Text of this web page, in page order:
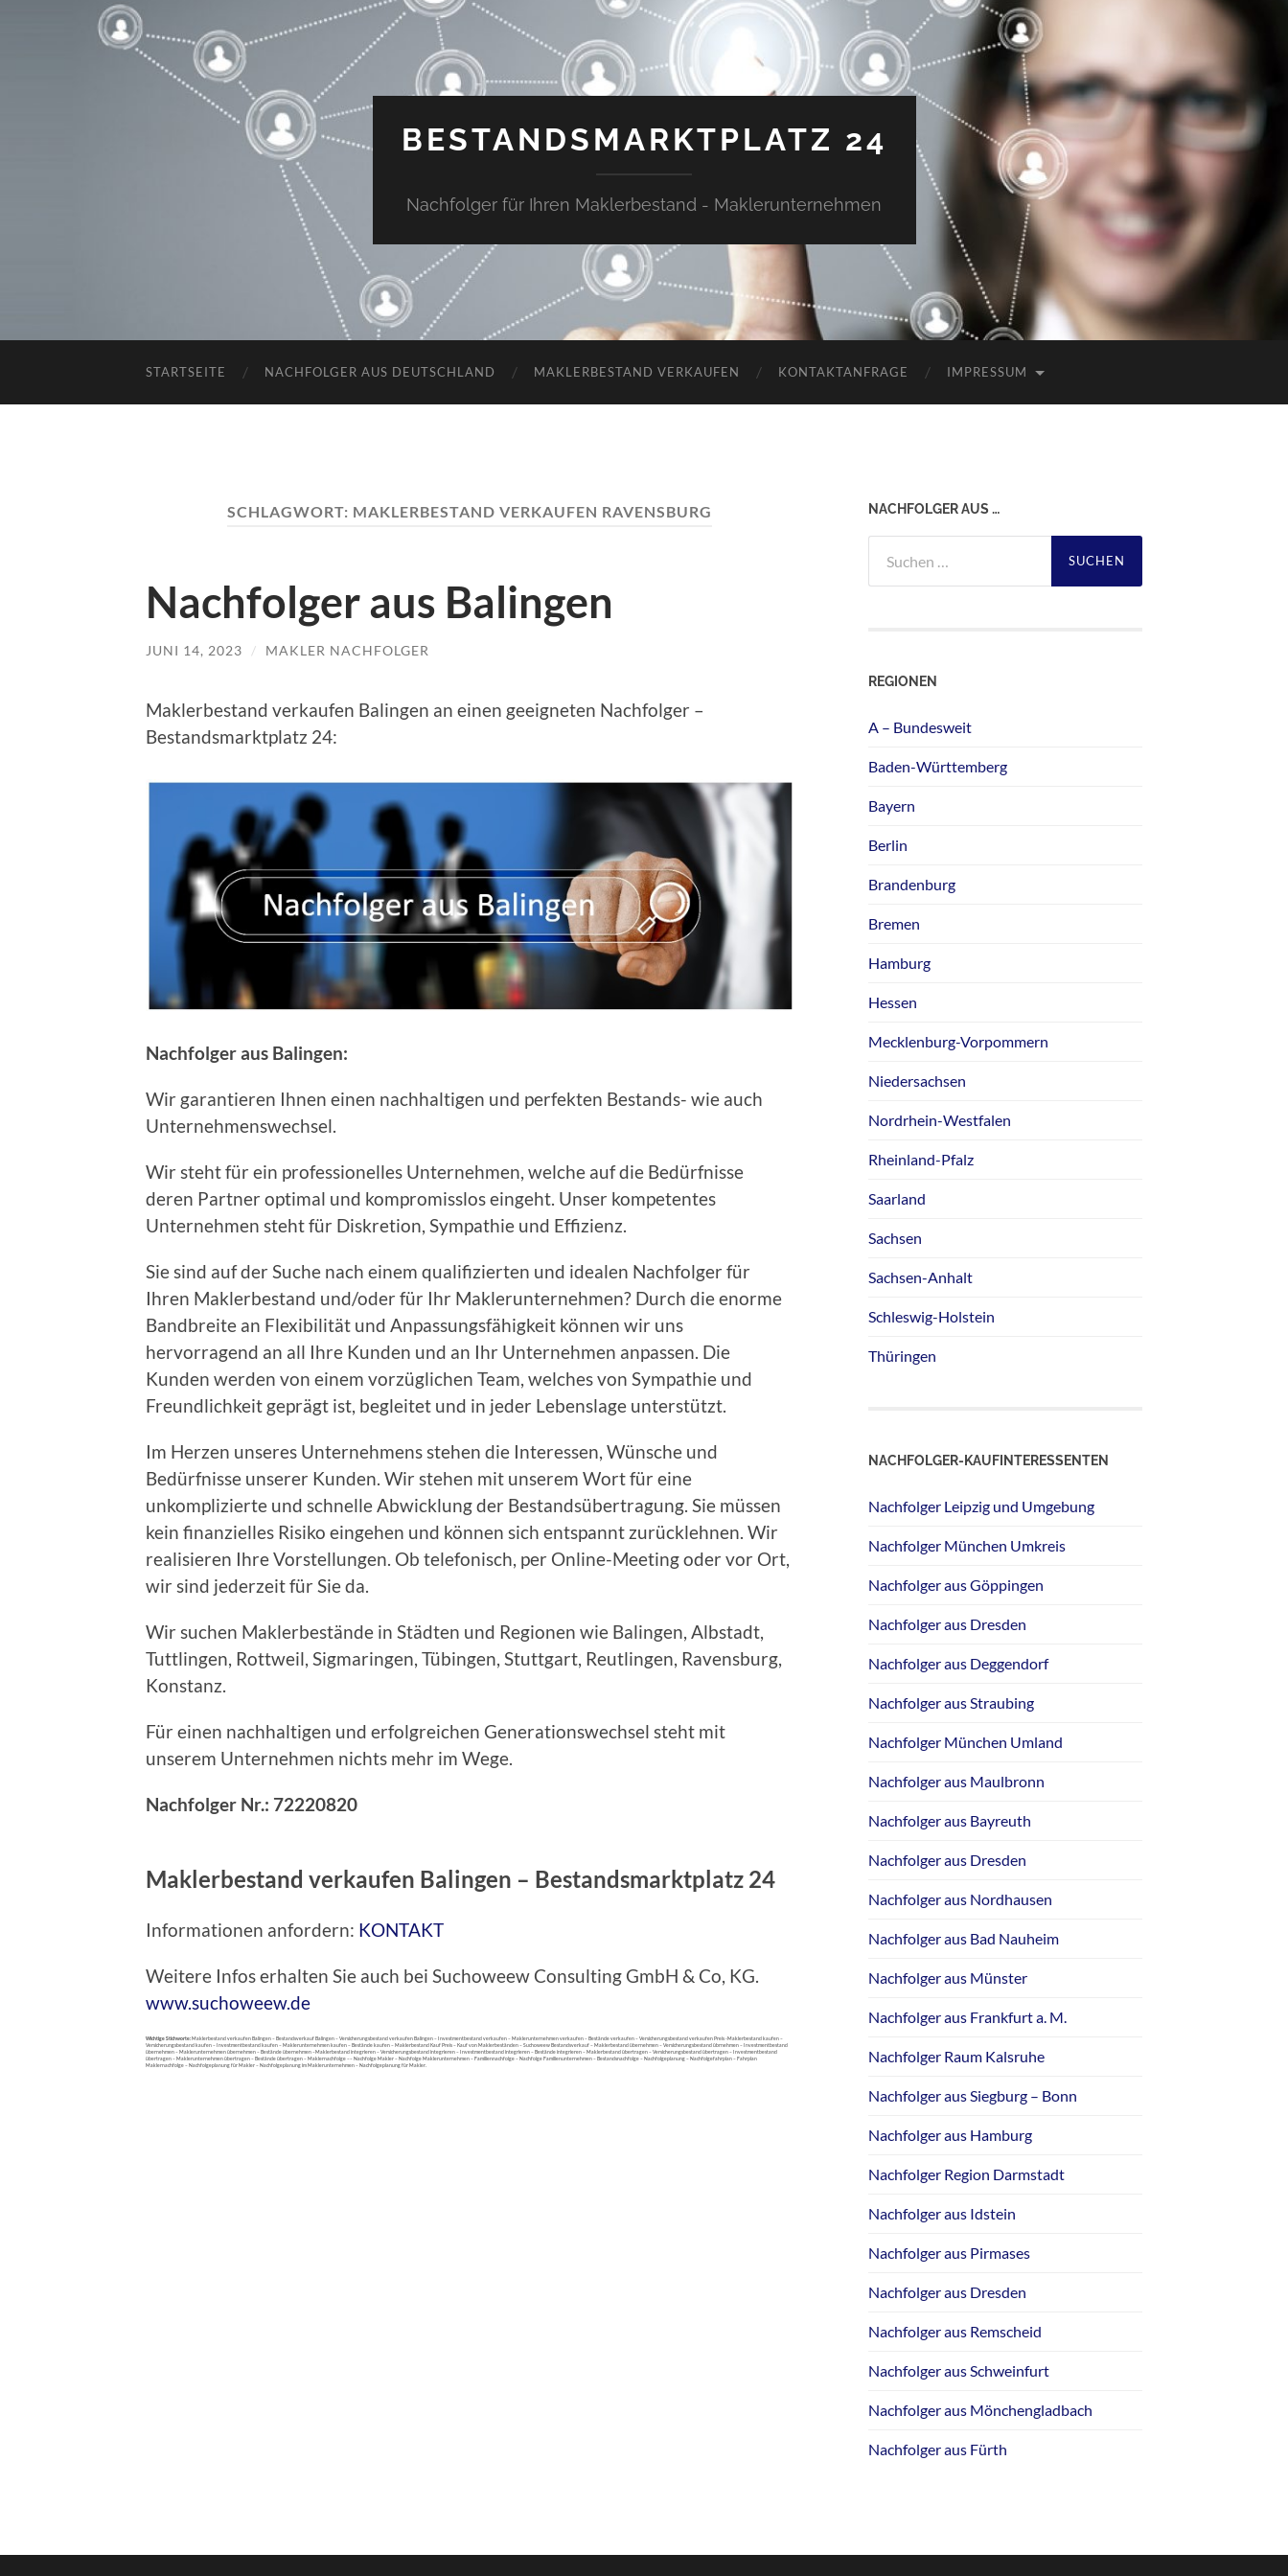
BESTANDSMARKTPLATZ 24
Nachfolger für Ihren Maklerbestand - Maklerunternehmen
STARTSEITE NACHFOLGER AUS DEUTSCHLAND MAKLERBESTAND VERKAUFEN KONTAKTANFRAGE IMPRESSUM
SCHLAGWORT: MAKLERBESTAND VERKAUFEN RAVENSBURG
Nachfolger aus Balingen
JUNI 14, 2023 / MAKLER NACHFOLGER
Maklerbestand verkaufen Balingen an einen geeigneten Nachfolger –
Bestandsmarktplatz 24:
Nachfolger aus Balingen:
Wir garantieren Ihnen einen nachhaltigen und perfekten Bestands- wie auch
Unternehmenswechsel.
Wir steht für ein professionelles Unternehmen, welche auf die Bedürfnisse
deren Partner optimal und kompromisslos eingeht. Unser kompetentes
Unternehmen steht für Diskretion, Sympathie und Effizienz.
Sie sind auf der Suche nach einem qualifizierten und idealen Nachfolger für
Ihren Maklerbestand und/oder für Ihr Maklerunternehmen? Durch die enorme
Bandbreite an Flexibilität und Anpassungsfähigkeit können wir uns
hervorragend an all Ihre Kunden und an Ihr Unternehmen anpassen. Die
Kunden werden von einem vorzüglichen Team, welches von Sympathie und
Freundlichkeit geprägt ist, begleitet und in jeder Lebenslage unterstützt.
Im Herzen unseres Unternehmens stehen die Interessen, Wünsche und
Bedürfnisse unserer Kunden. Wir stehen mit unserem Wort für eine
unkomplizierte und schnelle Abwicklung der Bestandsübertragung. Sie müssen
kein finanzielles Risiko eingehen und können sich entspannt zurücklehnen. Wir
realisieren Ihre Vorstellungen. Ob telefonisch, per Online-Meeting oder vor Ort,
wir sind jederzeit für Sie da.
Wir suchen Maklerbestände in Städten und Regionen wie Balingen, Albstadt,
Tuttlingen, Rottweil, Sigmaringen, Tübingen, Stuttgart, Reutlingen, Ravensburg,
Konstanz.
Für einen nachhaltigen und erfolgreichen Generationswechsel steht mit
unserem Unternehmen nichts mehr im Wege.
Nachfolger Nr.: 72220820
Maklerbestand verkaufen Balingen – Bestandsmarktplatz 24
Informationen anfordern: KONTAKT
Weitere Infos erhalten Sie auch bei Suchoweew Consulting GmbH & Co, KG.
www.suchoweew.de
Wichtige Stichworte:Maklerbestand verkaufen Balingen – Bestandsverkauf Balingen – Versicherungsbestand verkaufen Balingen – Investmentbestand verkaufen – Maklerunternehmen verkaufen – Bestände verkaufen – Versicherungsbestand verkaufen Preis -Maklerbestand kaufen –
Versicherungsbestand kaufen – Investmentbestand kaufen – Maklerunternehmen kaufen – Bestände kaufen – Maklerbestand Kauf Preis – Kauf von Maklerbeständen – Suchoweew Bestandsverkauf – Maklerbestand übernehmen – Versicherungsbestand übrnehmen – Investmentbestand
übernehmen – Maklerunternehmen übernehmen – Bestände übernehmen –Maklerbestand integrieren – Versicherungsbestand integrieren – Investmentbestand integrieren – Bestände integrieren – Maklerbestand übertragen – Versicherungsbestand übertragen – Investmentbestand
übertragen – Maklerunternehmen übertragen – Bestände übertragen – Maklernachfolge –– Nachfolge Makler – Nachfolge Maklerunternehmen – Familiennachfolge – Nachfolge Familienunternehmen – Bestandsnachfolge – Nachfolgeplanung – Nachfolgefahrplan – Fahrplan
Maklernachfolge – Nachfolgeplanung für Makler – Nachfolgeplanung im Maklerunternehmen – Nachfolgeplanung für Makler.
NACHFOLGER AUS …
nach:
REGIONEN
A – Bundesweit
Baden-Württemberg
Bayern
Berlin
Brandenburg
Bremen
Hamburg
Hessen
Mecklenburg-Vorpommern
Niedersachsen
Nordrhein-Westfalen
Rheinland-Pfalz
Saarland
Sachsen
Sachsen-Anhalt
Schleswig-Holstein
Thüringen
NACHFOLGER-KAUFINTERESSENTEN
Nachfolger Leipzig und Umgebung
Nachfolger München Umkreis
Nachfolger aus Göppingen
Nachfolger aus Dresden
Nachfolger aus Deggendorf
Nachfolger aus Straubing
Nachfolger München Umland
Nachfolger aus Maulbronn
Nachfolger aus Bayreuth
Nachfolger aus Dresden
Nachfolger aus Nordhausen
Nachfolger aus Bad Nauheim
Nachfolger aus Münster
Nachfolger aus Frankfurt a. M.
Nachfolger Raum Kalsruhe
Nachfolger aus Siegburg – Bonn
Nachfolger aus Hamburg
Nachfolger Region Darmstadt
Nachfolger aus Idstein
Nachfolger aus Pirmases
Nachfolger aus Dresden
Nachfolger aus Remscheid
Nachfolger aus Schweinfurt
Nachfolger aus Mönchengladbach
Nachfolger aus Fürth